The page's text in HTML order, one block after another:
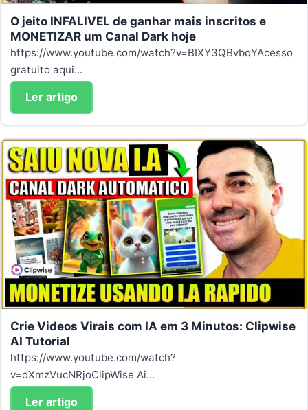
O jeito INFALIVEL de ganhar mais inscritos e
MONETIZAR um Canal Dark hoje
https://www.youtube.com/watch?v=BIXY3QBvbqYAcesso
gratuito aqui...
Ler artigo
Crie Videos Virais com IA em 3 Minutos: Clipwise
AI Tutorial
https://www.youtube.com/watch?
v=dXmzVucNRjoClipWise Ai...
Ler artigo